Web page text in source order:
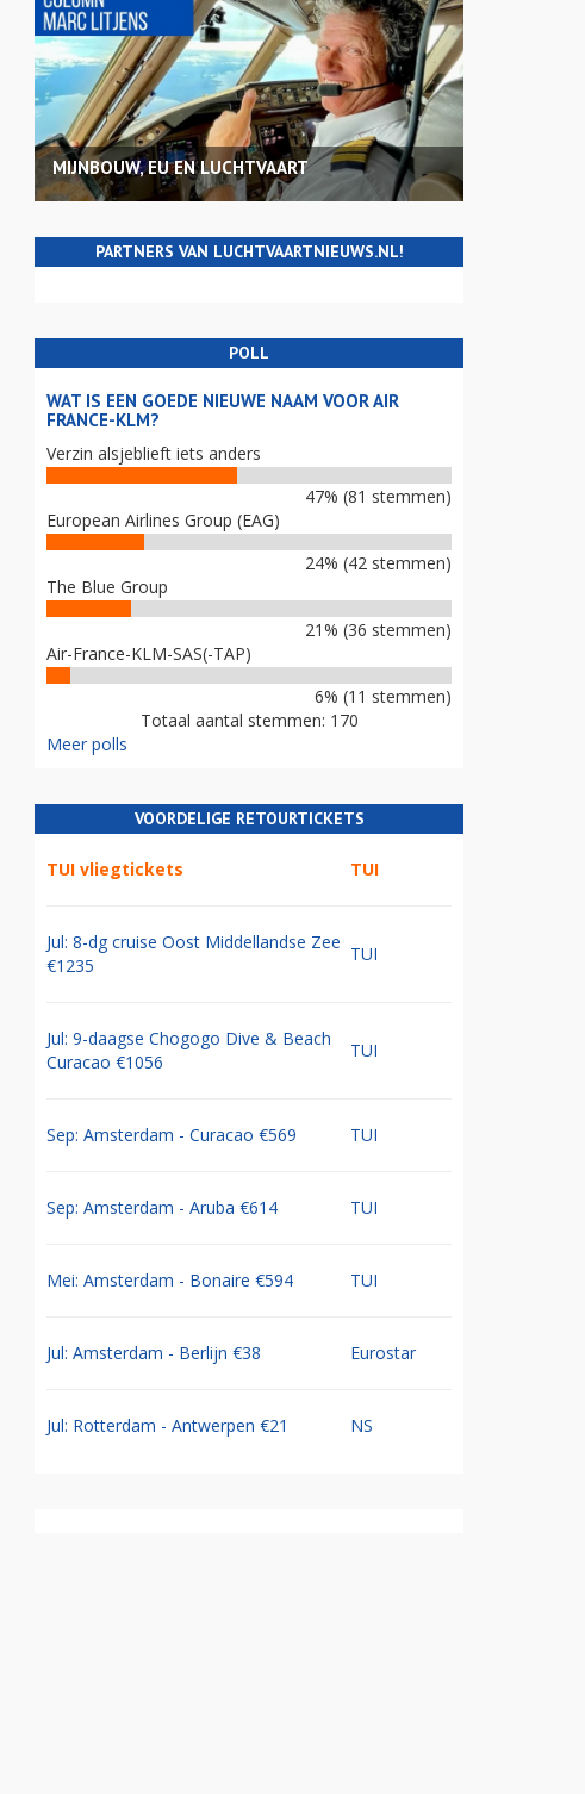
MIJNBOUW, EU EN LUCHTVAART
PARTNERS VAN LUCHTVAARTNIEUWS.NL!
POLL
WAT IS EEN GOEDE NIEUWE NAAM VOOR AIR
FRANCE-KLM?
Verzin alsjeblieft iets anders
47% (81 stemmen)
European Airlines Group (EAG)
24% (42 stemmen)
The Blue Group
21% (36 stemmen)
Air-France-KLM-SAS(-TAP)
6% (11 stemmen)
Totaal aantal stemmen: 170
Meer polls
VOORDELIGE RETOURTICKETS
TUI vliegtickets TUI
Jul: 8-dg cruise Oost Middellandse Zee
€1235
TUI
Jul: 9-daagse Chogogo Dive & Beach
Curacao €1056
TUI
Sep: Amsterdam - Curacao €569 TUI
Sep: Amsterdam - Aruba €614 TUI
Mei: Amsterdam - Bonaire €594 TUI
Jul: Amsterdam - Berlijn €38 Eurostar
Jul: Rotterdam - Antwerpen €21 NS